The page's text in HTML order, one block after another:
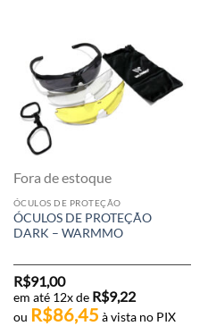
Fora de estoque
ÓCULOS DE PROTEÇÃO
ÓCULOS DE PROTEÇÃO
DARK – WARMMO
R$91,00
em até 12x de R$9,22
ou R$86,45 à vista no PIX